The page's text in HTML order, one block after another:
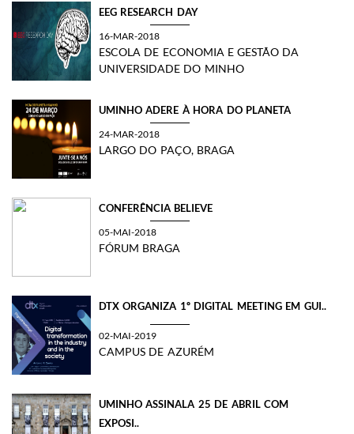
EEG RESEARCH DAY
16-MAR-2018
ESCOLA DE ECONOMIA E GESTÃO DA
UNIVERSIDADE DO MINHO
UMINHO ADERE À HORA DO PLANETA
24-MAR-2018
LARGO DO PAÇO, BRAGA
CONFERÊNCIA BELIEVE
05-MAI-2018
FÓRUM BRAGA
DTX ORGANIZA 1º DIGITAL MEETING EM GUI..
02-MAI-2019
CAMPUS DE AZURÉM
UMINHO ASSINALA 25 DE ABRIL COM
EXPOSI..